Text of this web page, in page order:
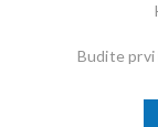
Budite prvi